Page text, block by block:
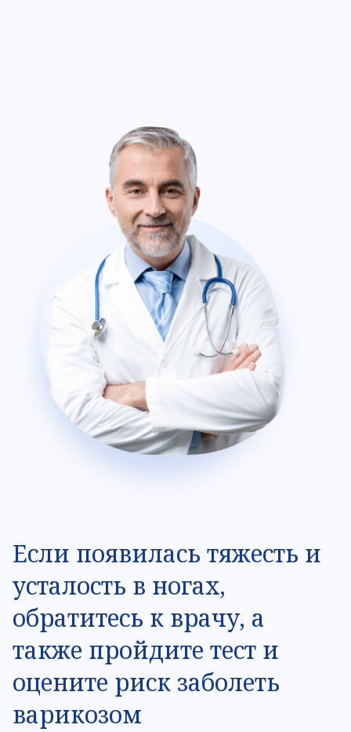
Если появилась тяжесть и
усталость в ногах,
обратитесь к врачу, а
также пройдите тест и
оцените риск заболеть
варикозом